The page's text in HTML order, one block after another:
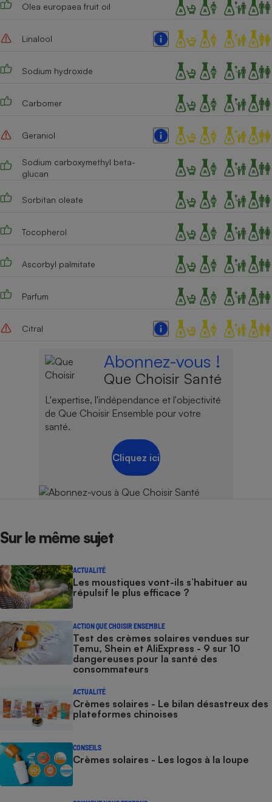
Olea europaea fruit oil
Linalool
Sodium hydroxide
Carbomer
Geraniol
Sodium carboxymethyl beta-
glucan
Sorbitan oleate
Tocopherol
Ascorbyl palmitate
Parfum
Citral
Abonnez-vous !
Que Choisir Santé
L'expertise, l'indépendance et l'objectivité
de Que Choisir Ensemble pour votre
santé.
Cliquez ici
Sur le même sujet
ACTUALITÉ
Les moustiques vont-ils s’habituer au
répulsif le plus efficace ?
ACTION QUE CHOISIR ENSEMBLE
Test des crèmes solaires vendues sur
Temu, Shein et AliExpress - 9 sur 10
dangereuses pour la santé des
consommateurs
ACTUALITÉ
Crèmes solaires - Le bilan désastreux des
plateformes chinoises
CONSEILS
Crèmes solaires - Les logos à la loupe